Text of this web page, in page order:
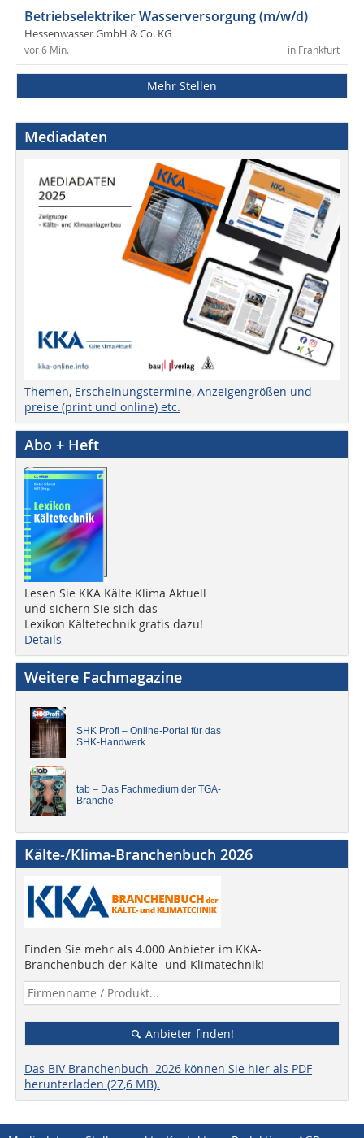
Betriebselektriker Wasserversorgung (m/w/d)
Hessenwasser GmbH & Co. KG
in Frankfurt
vor 6 Min.
Mehr Stellen
Mediadaten
Themen, Erscheinungstermine, Anzeigengrößen und -
preise (print und online) etc.
Abo + Heft
Lesen Sie KKA Kälte Klima Aktuell
und sichern Sie sich das
Lexikon Kältetechnik gratis dazu!
Details
Weitere Fachmagazine
SHK Profi – Online-Portal für das
SHK-Handwerk
tab – Das Fachmedium der TGA-
Branche
Kälte-/Klima-Branchenbuch 2026
Finden Sie mehr als 4.000 Anbieter im KKA-
Branchenbuch der Kälte- und Klimatechnik!
Anbieter finden!
Das BIV Branchenbuch 2026 können Sie hier als PDF
herunterladen (27,6 MB).